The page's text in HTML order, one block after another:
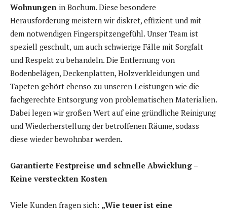
Wohnungen in Bochum. Diese besondere
Herausforderung meistern wir diskret, effizient und mit
dem notwendigen Fingerspitzengefühl. Unser Team ist
speziell geschult, um auch schwierige Fälle mit Sorgfalt
und Respekt zu behandeln. Die Entfernung von
Bodenbelägen, Deckenplatten, Holzverkleidungen und
Tapeten gehört ebenso zu unseren Leistungen wie die
fachgerechte Entsorgung von problematischen Materialien.
Dabei legen wir großen Wert auf eine gründliche Reinigung
und Wiederherstellung der betroffenen Räume, sodass
diese wieder bewohnbar werden.
Garantierte Festpreise und schnelle Abwicklung –
Keine versteckten Kosten
Viele Kunden fragen sich: „Wie teuer ist eine